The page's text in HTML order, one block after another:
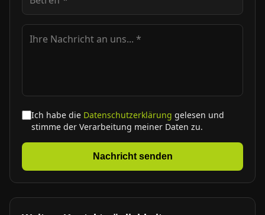
Ich habe die Datenschutzerklärung gelesen und
stimme der Verarbeitung meiner Daten zu.
Nachricht senden